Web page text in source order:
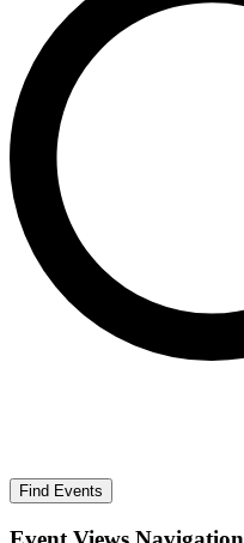
Find Events